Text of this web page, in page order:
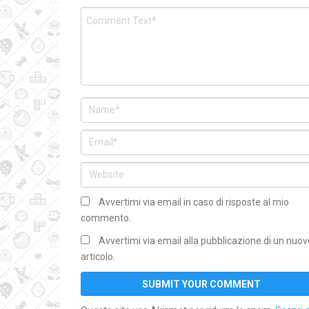
Avvertimi via email in caso di risposte al mio
commento.
Avvertimi via email alla pubblicazione di un
articolo.